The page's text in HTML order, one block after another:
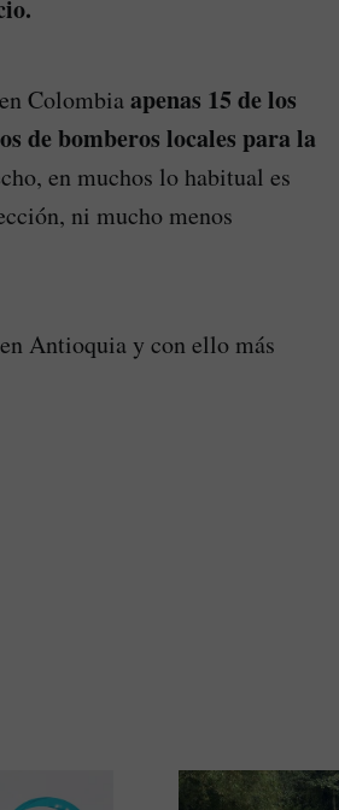
Colombiaapenas 15 de los
de bomberos locales para la
en muchos lo habitual es
ni mucho menos
Antioquia y con ello más